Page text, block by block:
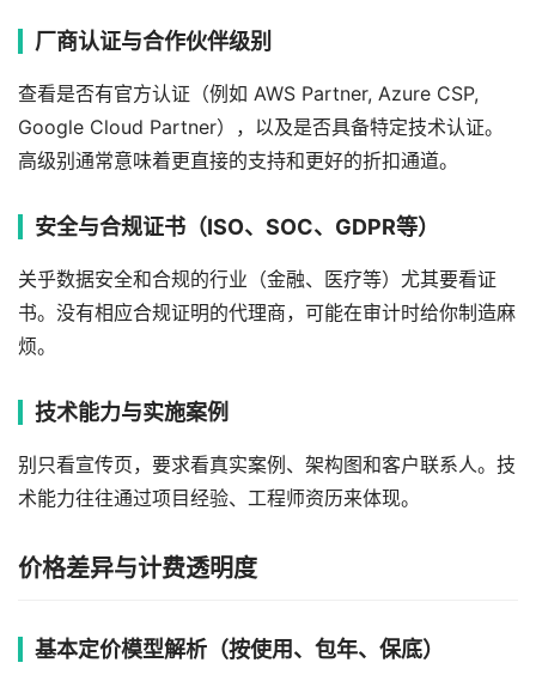
厂商认证与合作伙伴级别
查看是否有官方认证（例如 AWS Partner, Azure CSP,
Google Cloud Partner），以及是否具备特定技术认证。
高级别通常意味着更直接的支持和更好的折扣通道。
安全与合规证书（ISO、SOC、GDPR等）
关乎数据安全和合规的行业（金融、医疗等）尤其要看证
书。没有相应合规证明的代理商，可能在审计时给你制造麻
烦。
技术能力与实施案例
别只看宣传页，要求看真实案例、架构图和客户联系人。技
术能力往往通过项目经验、工程师资历来体现。
价格差异与计费透明度
基本定价模型解析（按使用、包年、保底）